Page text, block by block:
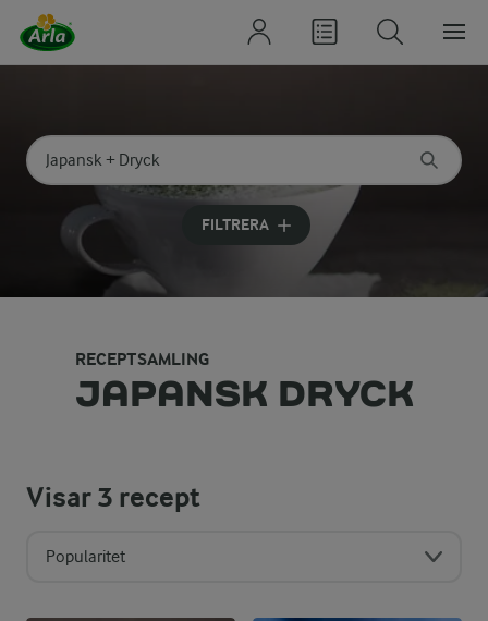
Sök på kategori eller ingrediens
Skriv in sökord för att få förslag
FILTRERA
RECEPTSAMLING
JAPANSK DRYCK
Visar3 recept
Popularitet